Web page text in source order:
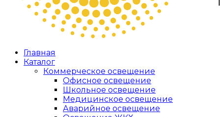
Главная
Каталог
Коммерческое освещение
Офисное освещение
Школьное освещение
Медицинское освещение
Аварийное освещение